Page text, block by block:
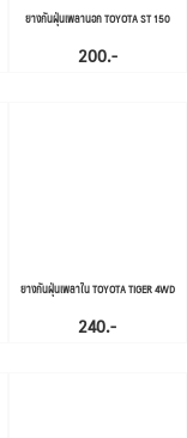
ยางกันฝุ่นเพลานอก TOYOTA ST 150
200.-
ยางกันฝุ่นเพลาใน TOYOTA TIGER 4WD
240.-